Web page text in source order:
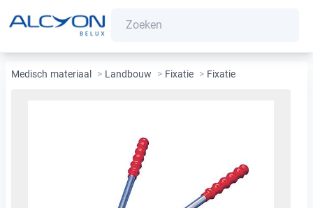
Medisch materiaal > Landbouw > Fixatie > Fixatie